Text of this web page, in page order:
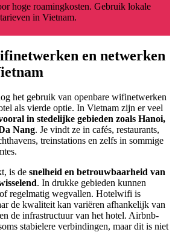
hoge roamingkosten. Gebruik lokale
in Vietnam.
en netwerken
het gebruik van openbare wifinetwerken
als vierde optie. In Vietnam zijn er veel
in stedelijke gebieden zoals Hanoi,
Nang. Je vindt ze in cafés, restaurants,
treinstations en zelfs in sommige
is de snelheid en betrouwbaarheid van
. In drukke gebieden kunnen
regelmatig wegvallen. Hotelwifi is
de kwaliteit kan variëren afhankelijk van
de infrastructuur van het hotel. Airbnb-
stabielere verbindingen, maar dit is niet